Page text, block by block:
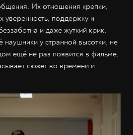
Их отношения крепки,
уверенность, поддержку и
и даже жуткий крик,
наушники у странной высотки, не
ещё не раз появится в фильме,
сюжет во времени и